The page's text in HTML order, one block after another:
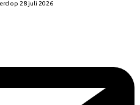
op 28 juli 2026